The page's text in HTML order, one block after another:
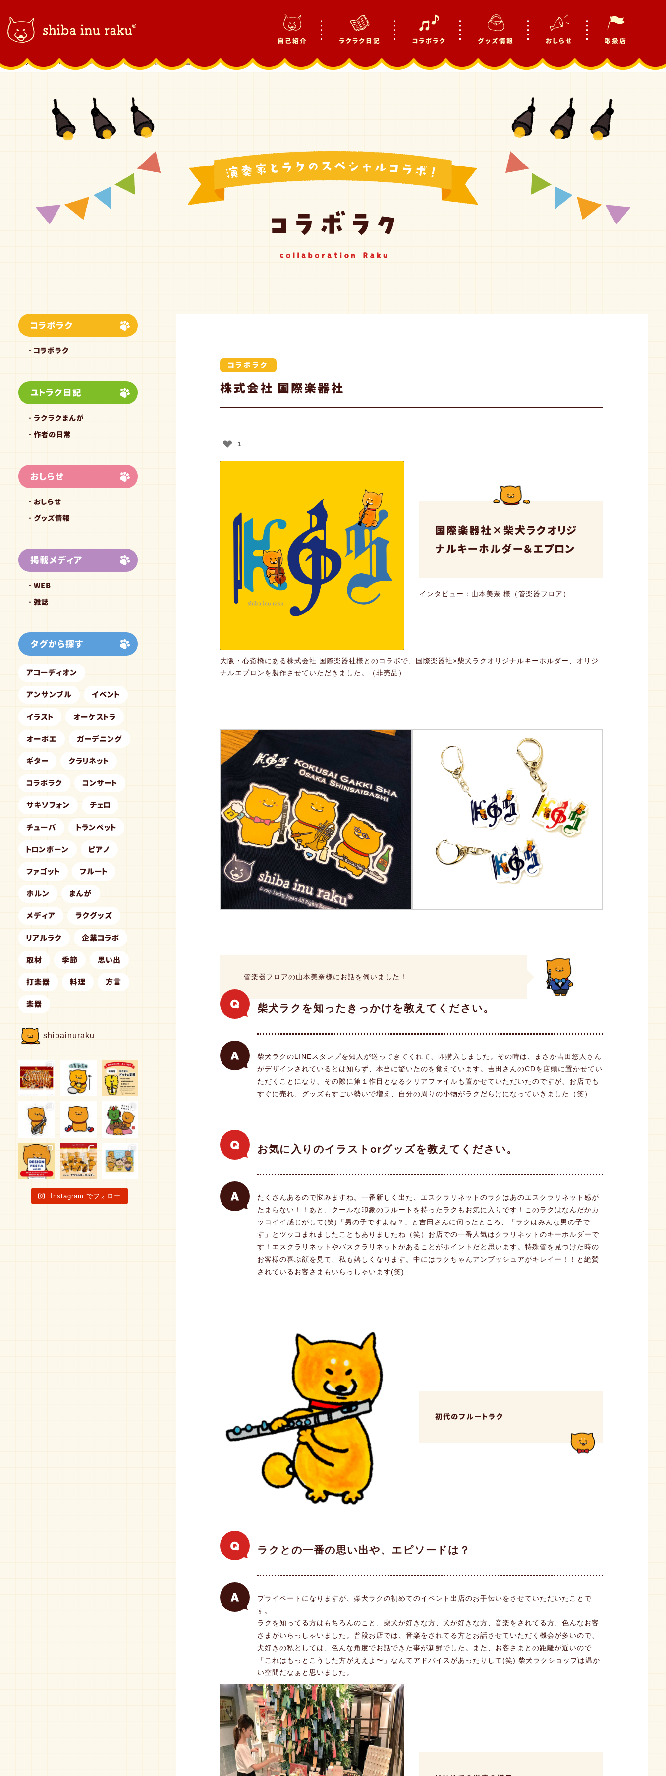
自己紹介 ラクラク日記 コラボラク グッズ情報 おしらせ 取扱店
柴犬ラク｜shiba inu raku コラボラク >株式会社 国際楽器社
コラボラク
株式会社 国際楽器社
1
国際楽器社×柴犬ラクオリジ
ナルキーホルダー＆エプロン
インタビュー：山本美奈 様（管楽器フロア）
大阪・心斎橋にある株式会社 国際楽器社様とのコラボで、国際楽器社×柴犬ラクオリジナルキーホルダー、オリジ
ナルエプロンを製作させていただきました。（非売品）
管楽器フロアの山本美奈様にお話を伺いました！
柴犬ラクを知ったきっかけを教えてください。
柴犬ラクのLINEスタンプを知人が送ってきてくれて、即購入しました。その時は、まさか吉田悠人さん
がデザインされているとは知らず、本当に驚いたのを覚えています。吉田さんのCDを店頭に置かせてい
ただくことになり、その際に第１作目となるクリアファイルも置かせていただいたのですが、お店でも
すぐに売れ、グッズもすごい勢いで増え、自分の周りの小物がラクだらけになっていきました（笑）
お気に入りのイラストorグッズを教えてください。
たくさんあるので悩みますね。一番新しく出た、エスクラリネットのラクはあのエスクラリネット感が
たまらない！！あと、クールな印象のフルートを持ったラクもお気に入りです！このラクはなんだかカ
ッコイイ感じがして(笑)「男の子ですよね？」と吉田さんに伺ったところ、「ラクはみんな男の子で
す」とツッコまれましたこともありましたね（笑）お店での一番人気はクラリネットのキーホルダーで
す！エスクラリネットやバスクラリネットがあることがポイントだと思います。特殊管を見つけた時の
お客様の喜ぶ顔を見て、私も嬉しくなります。中にはラクちゃんアンブッシュアがキレイー！！と絶賛
されているお客さまもいらっしゃいます(笑)
初代のフルートラク
ラクとの一番の思い出や、エピソードは？
プライベートになりますが、柴犬ラクの初めてのイベント出店のお手伝いをさせていただいたことで
す。
ラクを知ってる方はもちろんのこと、柴犬が好きな方、犬が好きな方、音楽をされてる方、色んなお客
さまがいらっしゃいました。普段お店では、音楽をされてる方とお話させていただく機会が多いので、
犬好きの私としては、色んな角度でお話できた事が新鮮でした。また、お客さまとの距離が近いので
「これはもっとこうした方がええよ〜」なんてアドバイスがあったりして(笑) 柴犬ラクショップは温か
い空間だなぁと思いました。
コラボラク
コラボラク
ユトラク日記
ラクラクまんが
作者の日常
おしらせ
おしらせ
グッズ情報
掲載メディア
WEB
雑誌
タグから探す
アコーディオン
アンサンブル イベント
イラスト オーケストラ
オーボエ ガーデニング
ギター クラリネット
コラボラク コンサート
サキソフォン チェロ
チューバ トランペット
トロンボーン ピアノ
ファゴット フルート
ホルン まんが
メディア ラクグッズ
リアルラク 企業コラボ
取材 季節 思い出
打楽器 料理 方言
楽器
shibainuraku
Instagram でフォロー